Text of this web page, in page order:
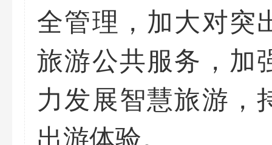
全管理，加大对突
旅游公共服务，加
力发展智慧旅游，
出游体验。